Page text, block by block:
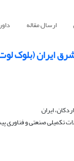
ارسال مقاله
ایران (بلوک
ایران
تکمیلی صنعتی و فناوری